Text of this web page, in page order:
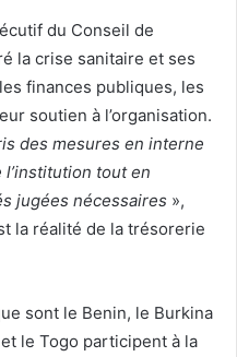
du Conseil de
la crise sanitaire et ses
finances publiques, les
soutien à l’organisation.
des mesures en interne
tout en
jugées nécessaires »,
la réalité de la trésorerie
sont le Benin, le Burkina
le Togo participent à la